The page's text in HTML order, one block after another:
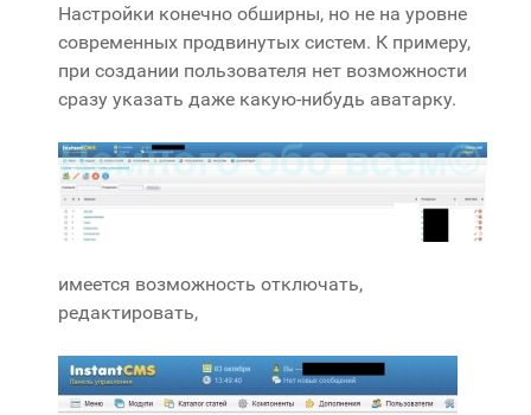
Настройки конечно обширны, но не на уровне
современных продвинутых систем. К примеру,
при создании пользователя нет возможности
сразу указать даже какую-нибудь аватарку.
имеется возможность отключать,
редактировать,